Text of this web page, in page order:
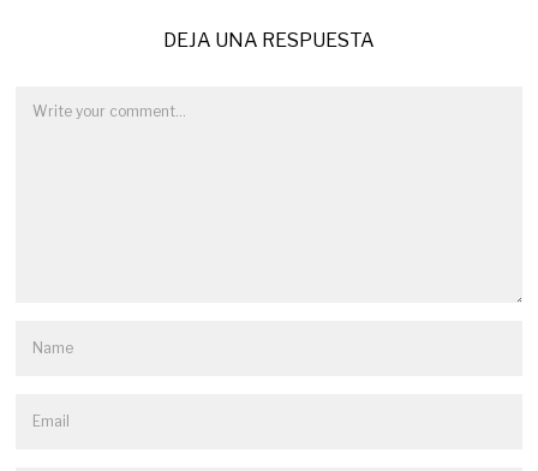
DEJA UNA RESPUESTA